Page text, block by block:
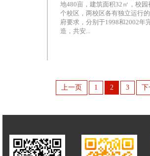
地480亩，建筑面积32㎡，校
个校区，两校区各有独立运行
府要求，分别于1998和2002年
造，共安...
上一页 1 2 3 下